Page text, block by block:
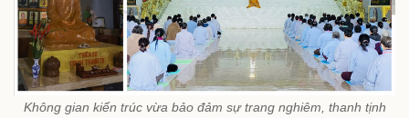
Không gian kiến trúc vừa bảo đảm sự trang nghiêm, thanh tịnh